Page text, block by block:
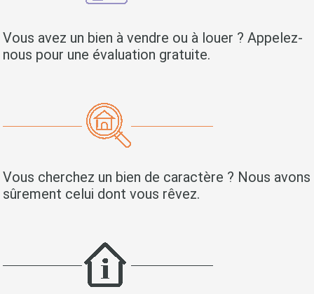
Vous avez un bien à vendre ou à louer ? Appelez-
nous pour une évaluation gratuite.
Vous cherchez un bien de caractère ? Nous avons
sûrement celui dont vous rêvez.